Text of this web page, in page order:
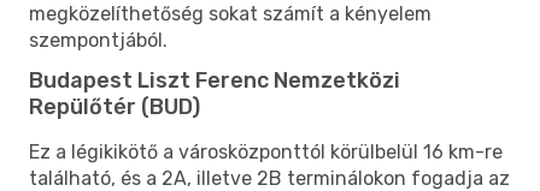
megközelíthetőség sokat számít a kényelem
szempontjából.
Budapest Liszt Ferenc Nemzetközi
Repülőtér (BUD)
Ez a légikikötő a városközponttól körülbelül 16 km-re
található, és a 2A, illetve 2B terminálokon fogadja az